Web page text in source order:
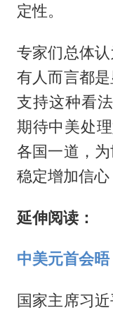
定性。
专家们总体
有人而言都
支持这种看
期待中美处
各国一道，
稳定增加信
延伸阅读：
中美元首会晤
国家主席习